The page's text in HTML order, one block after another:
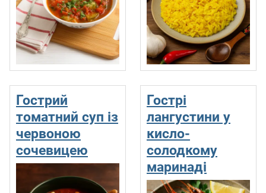
Гострий
томатний суп із
червоною
сочевицею
Гострі
лангустини у
кисло-
солодкому
маринаді